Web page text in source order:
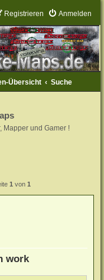
Anmelden
Registrieren
Übersicht Suche
Mapper und Gamer !
1 von 1
work